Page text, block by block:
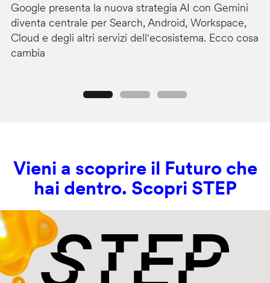
Google presenta la nuova strategia AI con Gemini
diventa centrale per Search, Android, Workspace,
Cloud e degli altri servizi dell'ecosistema. Ecco cosa
cambia
Vieni a scoprire il Futuro che
hai dentro. Scopri STEP